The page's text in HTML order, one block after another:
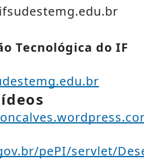
Tecnológica do IF
pePI/servlet/